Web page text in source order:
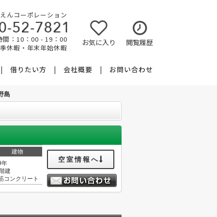
んコーポレーション
間：10：00 - 19：00
休暇・年末年始休暇
お気に入り 閲覧履歴
借りたい方 会社概要 お問い合わせ
島
建物
年
建
コンクリート
空室情報へ